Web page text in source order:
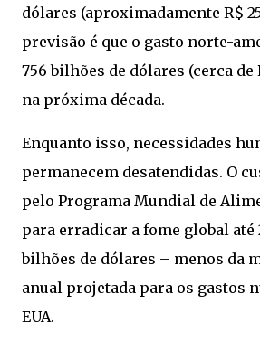
dólares (aproximadamente R$
previsão é que o gasto norte-
756 bilhões de dólares (cerca de
na próxima década.
Enquanto isso, necessidades
permanecem desatendidas. O
pelo Programa Mundial de
para erradicar a fome global até
bilhões de dólares – menos da
anual projetada para os gastos
EUA.